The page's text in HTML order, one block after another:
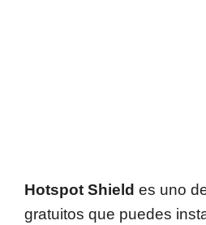
Hotspot Shield es uno
gratuitos que puedes